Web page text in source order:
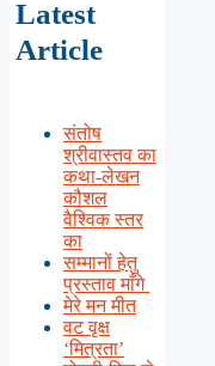
Latest
Article
संतोष
श्रीवास्तव का
कथा-लेखन
कौशल
वैश्विक स्तर
का
सम्मानों हेतु
प्रस्ताव माँगे
मेरे मन मीत
वट वृक्ष
‘मित्रता’